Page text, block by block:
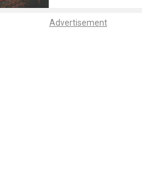
Advertisement